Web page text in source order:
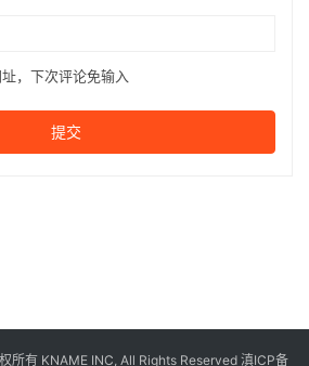
，下次评论免输入
提交
所有 KNAMEINC, All Rights Reserved 滇ICP备